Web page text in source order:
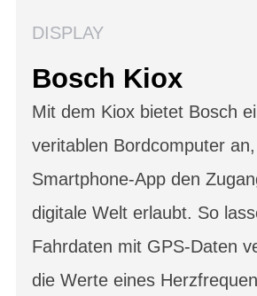
DISPLAY
Bosch Kiox
Mit dem Kiox bietet Bosch
veritablen Bordcomputer
Smartphone-App den
digitale Welt erlaubt. So
Fahrdaten mit GPS-Daten
die Werte eines